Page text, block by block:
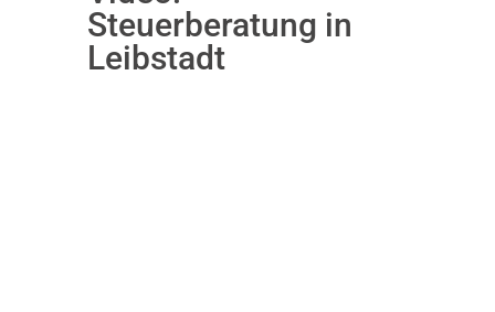
Steuerberatung in
Leibstadt